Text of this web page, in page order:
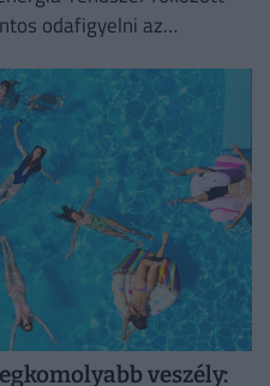
odafigyelni az
veszély: